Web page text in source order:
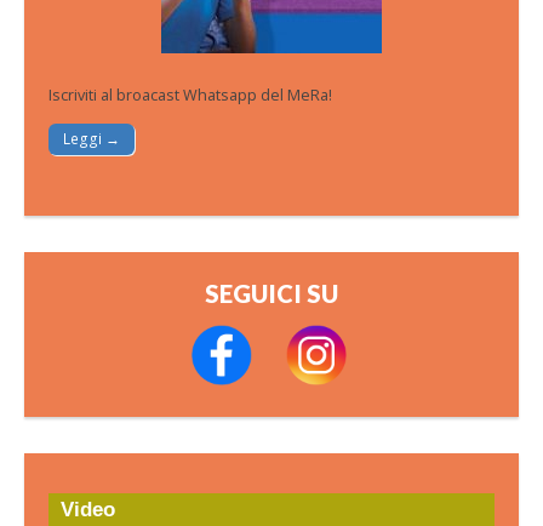
Iscriviti al broacast Whatsapp del MeRa!
Leggi →
SEGUICI SU
Video